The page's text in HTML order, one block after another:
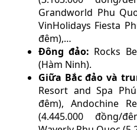
Grandworld Phu
VinHolidays Fiesta
đêm),…
Đông đảo: Rocks
(Hàm Ninh).
Giữa Bắc đảo và
Resort and Spa
đêm), Andochine
(4.445.000 đồng/